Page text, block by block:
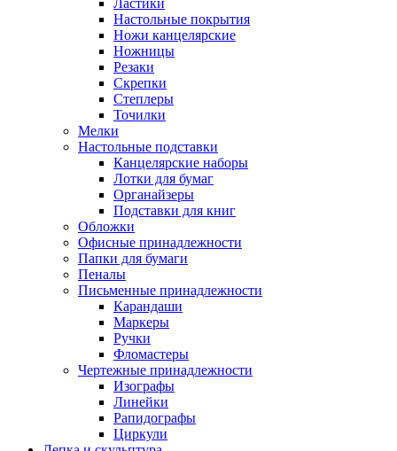
Ластики
Настольные покрытия
Ножи канцелярские
Ножницы
Резаки
Скрепки
Степлеры
Точилки
Мелки
Настольные подставки
Канцелярские наборы
Лотки для бумаг
Органайзеры
Подставки для книг
Обложки
Офисные принадлежности
Папки для бумаги
Пеналы
Письменные принадлежности
Карандаши
Маркеры
Ручки
Фломастеры
Чертежные принадлежности
Изографы
Линейки
Рапидографы
Циркули